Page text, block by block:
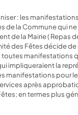
de la Commune qui
de la Mairie ( Repas
des Fêtes décide
; toutes manifestations
impliqueraient la
manifestations pour
après
en termes plus